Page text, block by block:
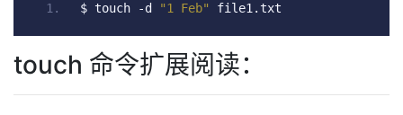
$ touch -d "1 Feb" file1 . txt
touch 命令扩展阅读：